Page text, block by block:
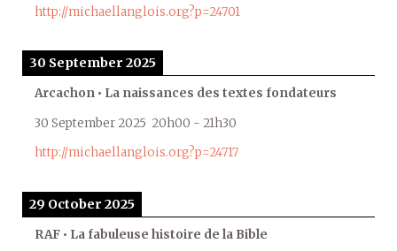
http://michaellanglois.org?p=24701
30 September 2025
Arcachon • La naissances des textes fondateurs
30 September 2025 20h00 - 21h30
http://michaellanglois.org?p=24717
29 October 2025
RAF • La fabuleuse histoire de la Bible